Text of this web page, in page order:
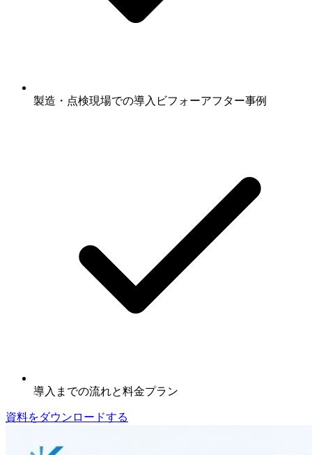
製造・点検現場での導入ビフォーアフター事例
導入までの流れと料金プラン
資料をダウンロードする